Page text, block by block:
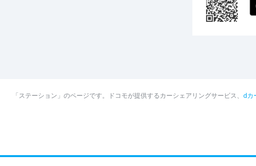
「ステーション」のページです。ドコモが提供するカーシェアリングサービス、 dカ